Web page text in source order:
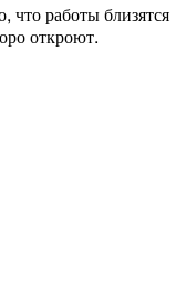
что работы близятся
откроют.